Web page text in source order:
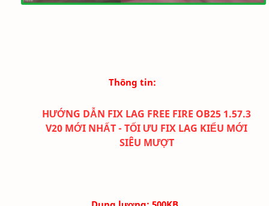
Thông tin:
HƯỚNG DẪN FIX LAG FREE FIRE OB25 1.57.3
V20 MỚI NHẤT - TỐI ƯU FIX LAG KIỂU MỚI
SIÊU MƯỢT